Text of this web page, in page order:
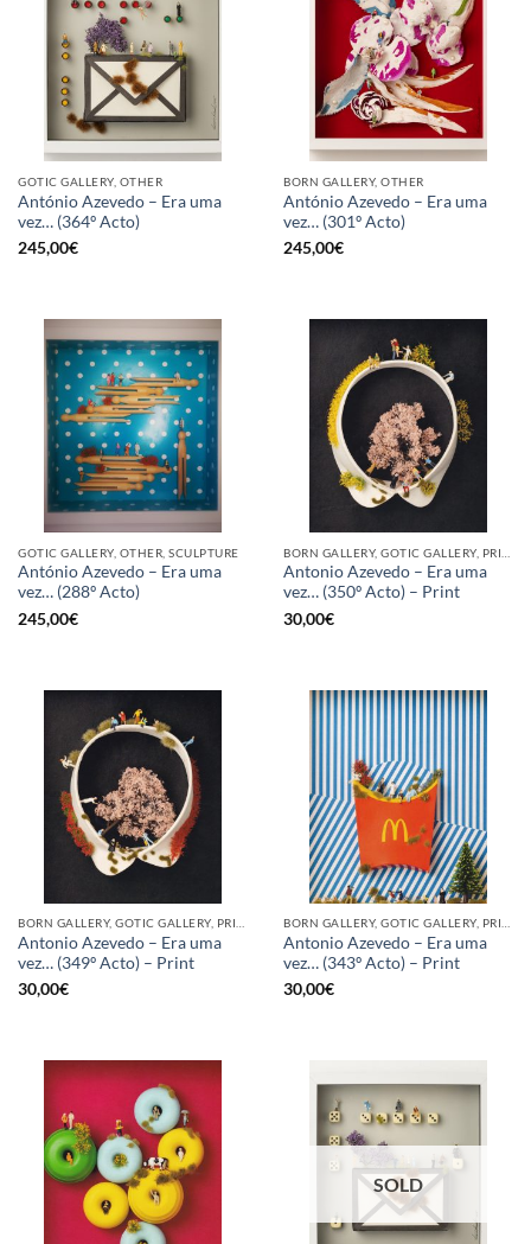
GOTIC GALLERY, OTHER
António Azevedo – Era uma
vez… (364º Acto)
245,00€
BORN GALLERY, OTHER
António Azevedo – Era uma
vez… (301º Acto)
245,00€
GOTIC GALLERY, OTHER, SCULPTURE
António Azevedo – Era uma
vez… (288º Acto)
245,00€
Antonio Azevedo – Era uma
vez… (350º Acto) – Print
30,00€
Antonio Azevedo – Era uma
vez… (349º Acto) – Print
30,00€
Antonio Azevedo – Era uma
vez… (343º Acto) – Print
30,00€
SOLD